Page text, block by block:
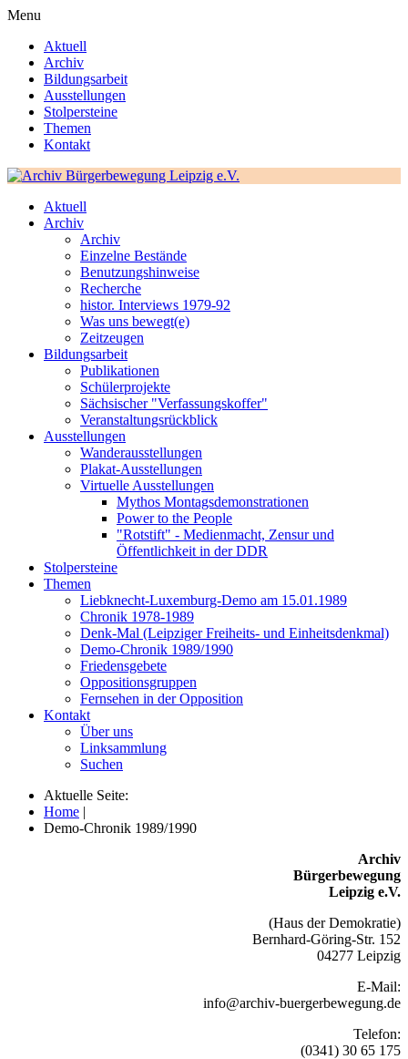
Menu
Aktuell
Archiv
Bildungsarbeit
Ausstellungen
Stolpersteine
Themen
Kontakt
Aktuell
Archiv
Archiv
Einzelne Bestände
Benutzungshinweise
Recherche
histor. Interviews 1979-92
Was uns bewegt(e)
Zeitzeugen
Bildungsarbeit
Publikationen
Schülerprojekte
Sächsischer "Verfassungskoffer"
Veranstaltungsrückblick
Ausstellungen
Wanderausstellungen
Plakat-Ausstellungen
Virtuelle Ausstellungen
Mythos Montagsdemonstrationen
Power to the People
"Rotstift" - Medienmacht, Zensur und
Öffentlichkeit in der DDR
Stolpersteine
Themen
Liebknecht-Luxemburg-Demo am 15.01.1989
Chronik 1978-1989
Denk-Mal (Leipziger Freiheits- und Einheitsdenkmal)
Demo-Chronik 1989/1990
Friedensgebete
Oppositionsgruppen
Fernsehen in der Opposition
Kontakt
Über uns
Linksammlung
Suchen
Aktuelle Seite:
Home |
Demo-Chronik 1989/1990
Archiv
Bürgerbewegung
Leipzig e.V.
(Haus der Demokratie)
Bernhard-Göring-Str. 152
04277 Leipzig
E-Mail:
info@archiv-buergerbewegung.de
Telefon:
(0341) 30 65 175